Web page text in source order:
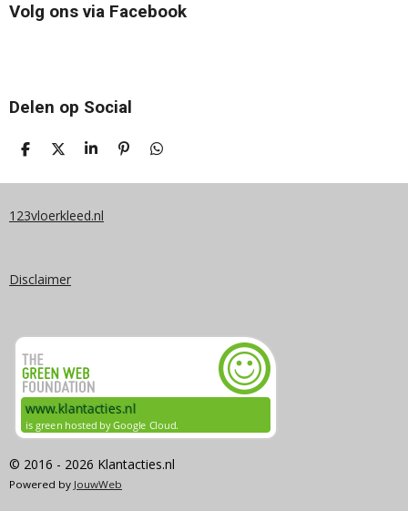
Volg ons via Facebook
Delen op Social
D
L
N
D
E
S
A
E
P
N
D
L
123vloerkleed.nl
Disclaimer
© 2016 - 2026 Klantacties.nl
Powered by JouwWeb